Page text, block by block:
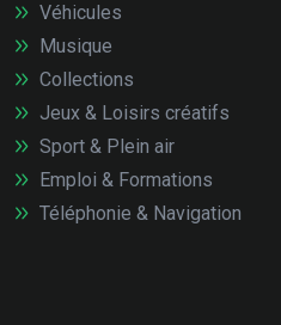
Véhicules
Musique
Collections
Jeux & Loisirs créatifs
Sport & Plein air
Emploi & Formations
Téléphonie & Navigation